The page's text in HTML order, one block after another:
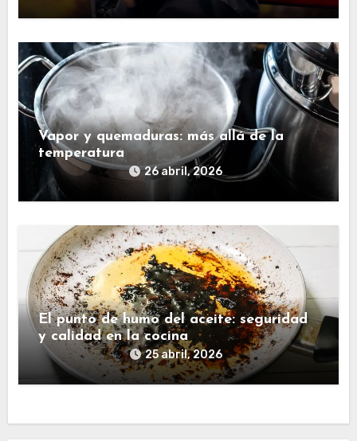
Vapor y quemaduras: más allá de la
temperatura
26 abril, 2026
El punto de humo del aceite: seguridad
y calidad en la cocina
25 abril, 2026